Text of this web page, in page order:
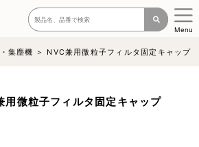
Menu
集塵機 NVC兼用微粒子フィルタ固定キャップ
用微粒子フィルタ固定キャップ